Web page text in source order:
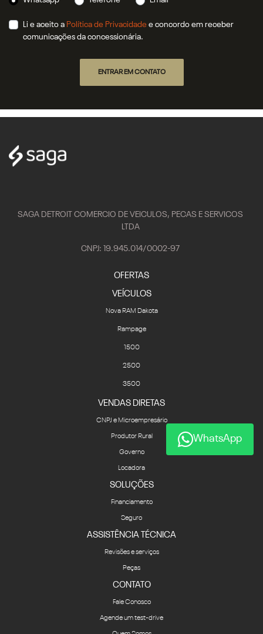
Li e aceito a Política de Privacidade e concordo em receber
comunicações da concessionária.
ENTRAR EM CONTATO
SAGA DETROIT COMERCIO DE VEICULOS, PECAS E SERVICOS
LTDA
CNPJ: 19.945.014/0002-97
OFERTAS
VEÍCULOS
Nova RAM Dakota
Rampage
1500
2500
3500
VENDAS DIRETAS
CNPJ e Microempresário
Produtor Rural
Governo
Locadora
SOLUÇÕES
Financiamento
Seguro
ASSISTÊNCIA TÉCNICA
Revisões e serviços
Peças
CONTATO
Fale Conosco
Agende um test-drive
WhatsApp